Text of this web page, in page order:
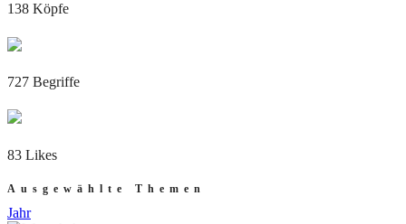
138 Köpfe
727 Begriffe
83 Likes
Ausgewählte Themen
Jahr